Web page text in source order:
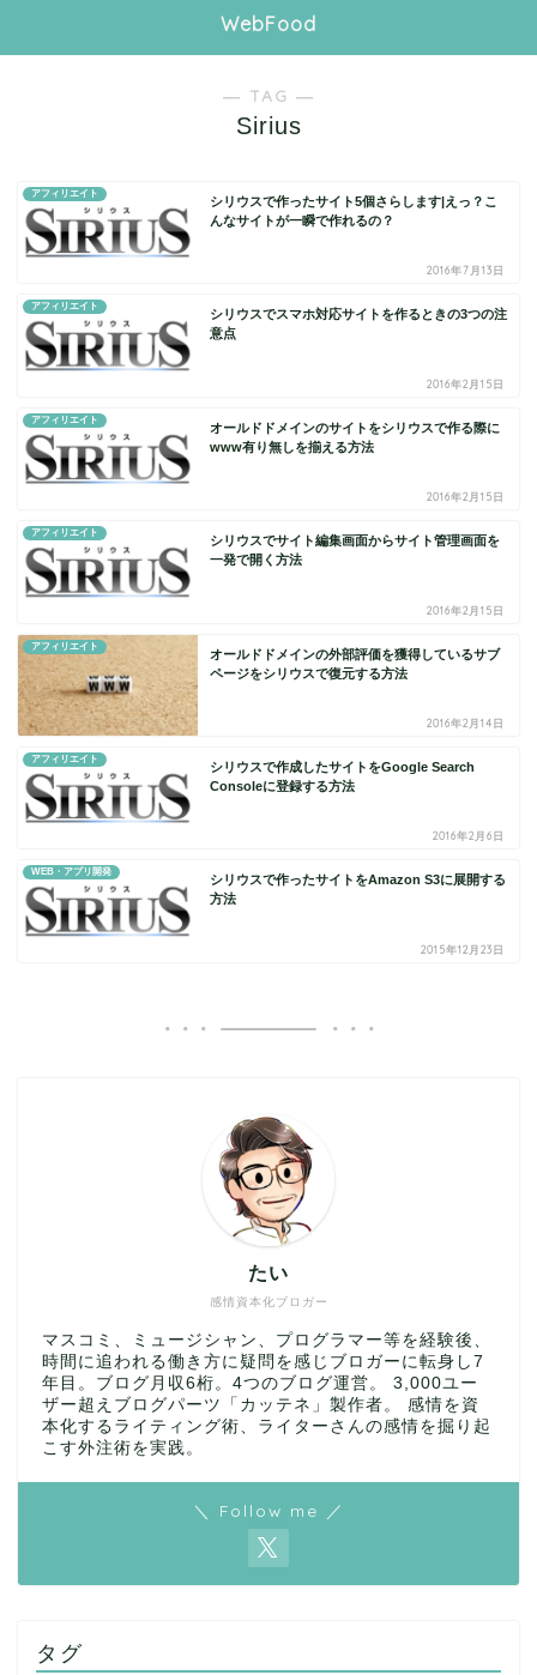
WebFood
― TAG ―
Sirius
アフィリエイト
シリウスで作ったサイト5個さらします|えっ？こ
んなサイトが一瞬で作れるの？
2016年7月13日
アフィリエイト
シリウスでスマホ対応サイトを作るときの3つの注
意点
2016年2月15日
アフィリエイト
オールドドメインのサイトをシリウスで作る際に
www有り無しを揃える方法
2016年2月15日
アフィリエイト
シリウスでサイト編集画面からサイト管理画面を
一発で開く方法
2016年2月15日
アフィリエイト
オールドドメインの外部評価を獲得しているサブ
ページをシリウスで復元する方法
2016年2月14日
アフィリエイト
シリウスで作成したサイトをGoogle Search
Consoleに登録する方法
2016年2月6日
WEB・アプリ開発
シリウスで作ったサイトをAmazon S3に展開する
方法
2015年12月23日
感情資本化ブロガー
たい
マスコミ、ミュージシャン、プログラマー等を経験後、
時間に追われる働き方に疑問を感じブロガーに転身し7
年目。ブログ月収6桁。4つのブログ運営。 3,000ユー
ザー超えブログパーツ「カッテネ」製作者。 感情を資
本化するライティング術、ライターさんの感情を掘り起
こす外注術を実践。
＼ Follow me ／
タグ